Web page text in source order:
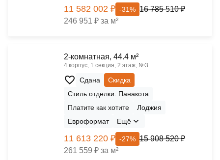
11 582 002 ₽ -31% 16 785 510 ₽
246 951 ₽ за м²
2-комнатная, 44.4 м²
4 корпус, 1 секция, 2 этаж, №3
Сдана
Скидка
Стиль отделки: Панакота
Платите как хотите
Лоджия
Евроформат
Ещё
11 613 220 ₽ -27% 15 908 520 ₽
261 559 ₽ за м²